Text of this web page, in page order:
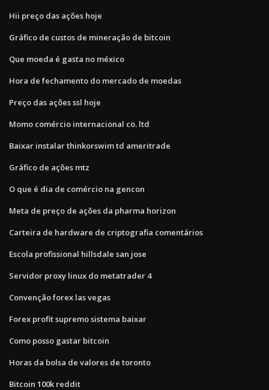
Hii preço das ações hoje
Gráfico de custos de mineração de bitcoin
Que moeda é gasta no méxico
Hora de fechamento do mercado de moedas
Preço das ações ssl hoje
Momo comércio internacional co. ltd
Baixar instalar thinkorswim td ameritrade
Gráfico de ações mtz
O que é dia de comércio na gencon
Meta de preço de ações da pharma horizon
Carteira de hardware de criptografia comentários
Escola profissional hillsdale san jose
Servidor proxy linux do metatrader 4
Convenção forex las vegas
Forex profit supremo sistema baixar
Como posso gastar bitcoin
Horas da bolsa de valores de toronto
Bitcoin 100k reddit